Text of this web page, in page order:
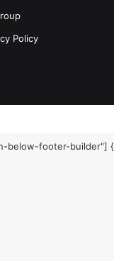
Policy
below-footer-builder"] {